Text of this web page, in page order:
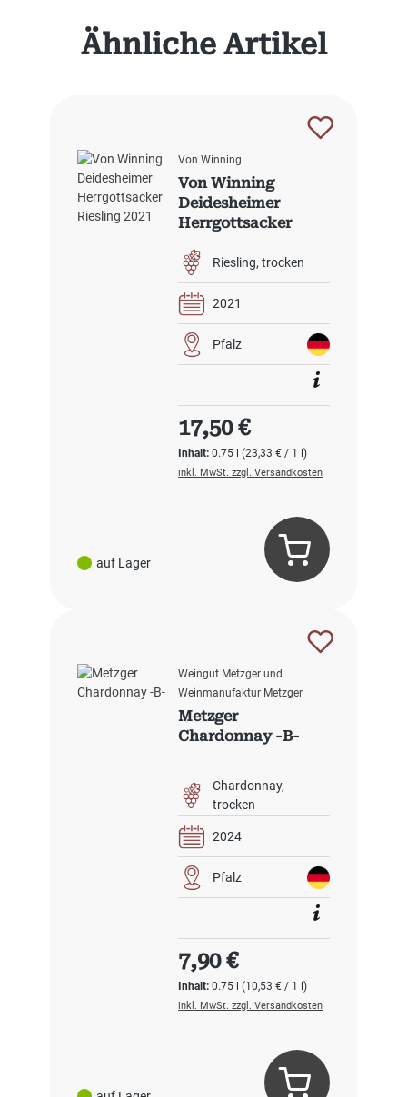
Produktgalerie überspringen
Ähnliche Artikel
auf Lager
Von Winning
Von Winning
Deidesheimer
Herrgottsacker
Riesling trocken
2021
Pfalz
Inhalt:0.75 l(23,33 € / 1 l)
Regulärer Preis:
17,50 €
inkl. MwSt. zzgl. Versandkosten
Weingut Metzger und
Weinmanufaktur Metzger
Metzger
Chardonnay -B-
Chardonnay
trocken
2024
Pfalz
Inhalt:0.75 l(10,53 € / 1 l)
Regulärer Preis:
7,90 €
inkl. MwSt. zzgl. Versandkosten